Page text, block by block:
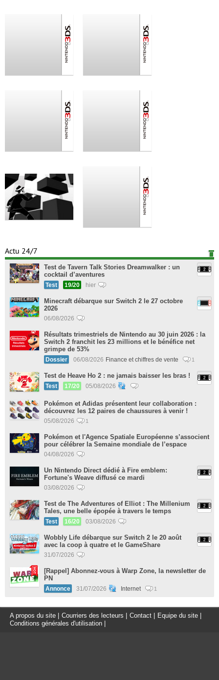
Actu 24/7
Test de Tavern Talk Stories Dreamwalker : un
cocktail d’aventures
Test 19/20 hier
Minecraft débarque sur Switch 2 le 27 octobre
2026
06/08/2026
Résultats trimestriels de Nintendo au 30 juin 2026 : la
Switch 2 franchit les 23 millions et le bénéfice net
grimpe de 53%
Dossier 06/08/2026 Finance et chiffres de vente 1
Test de Heave Ho 2 : ne jamais baisser les bras !
Test 17/20 05/08/2026
Pokémon et Adidas présentent leur collaboration :
découvrez les 12 paires de chaussures à venir !
05/08/2026 1
Pokémon et l'Agence Spatiale Européenne s’associent
pour célébrer la Semaine mondiale de l’espace
04/08/2026
Un Nintendo Direct dédié à Fire emblem:
Fortune's Weave diffusé ce mardi
03/08/2026
Test de The Adventures of Elliot : The Millenium
Tales, une belle épopée à travers le temps
Test 16/20 03/08/2026
Wobbly Life débarque sur Switch 2 le 20 août
avec la coop à quatre et le GameShare
31/07/2026
[Rappel] Abonnez-vous à Warp Zone, la newsletter de
PN
Annonce 31/07/2026 Internet 1
A propos du site Courriers des lecteurs Contact Equipe du site
Conditions générales d'utilisation